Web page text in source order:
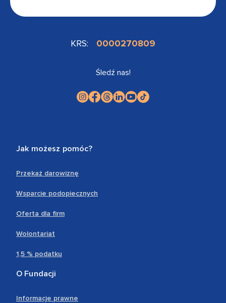
KRS: 0000270809
Śledź nas!
Jak możesz pomóc?
Przekaż darowiznę
Wsparcie podopiecznych
Oferta dla firm
Wolontariat
1,5 % podatku
O Fundacji
Informacje prawne